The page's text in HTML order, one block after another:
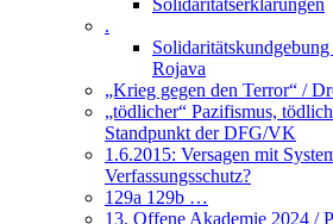
Solidaritätserklärungen
.
Rojava
„Krieg gegen den Terror“ /
„tödlicher“ Pazifismus,
Standpunkt der DFG/VK
1.6.2015: Versagen mit
Verfassungsschutz?
129a 129b …
13. Offene Akademie 2024 /